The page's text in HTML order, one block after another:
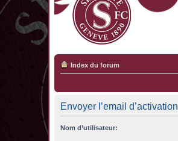
Index du forum
Envoyer l’email d’activation
Nom d’utilisateur: